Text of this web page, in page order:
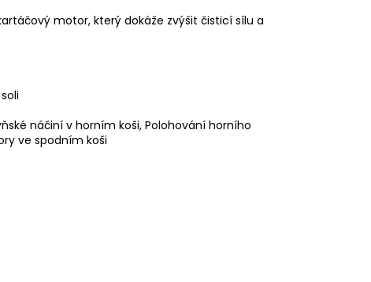
motor, který dokáže zvýšit čisticí sílu a
náčiní v horním koši, Polohování horního
ve spodním koši